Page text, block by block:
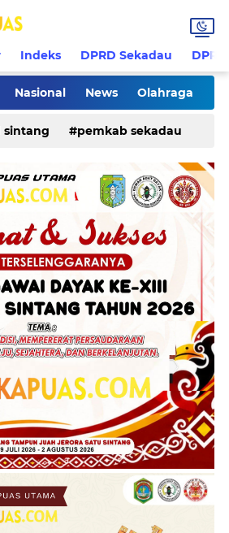
Indeks DPRD Sekadau
Nasional News Olahraga
Sanggau Sekadau
kriminal
sintang pemkab sekadau